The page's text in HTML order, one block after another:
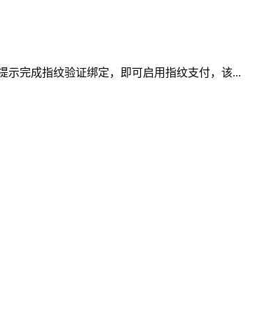
示完成指纹验证绑定，即可启用指纹支付，该...